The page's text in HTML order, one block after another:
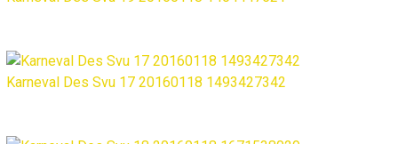
Karneval Des Svu 17 20160118 1493427342